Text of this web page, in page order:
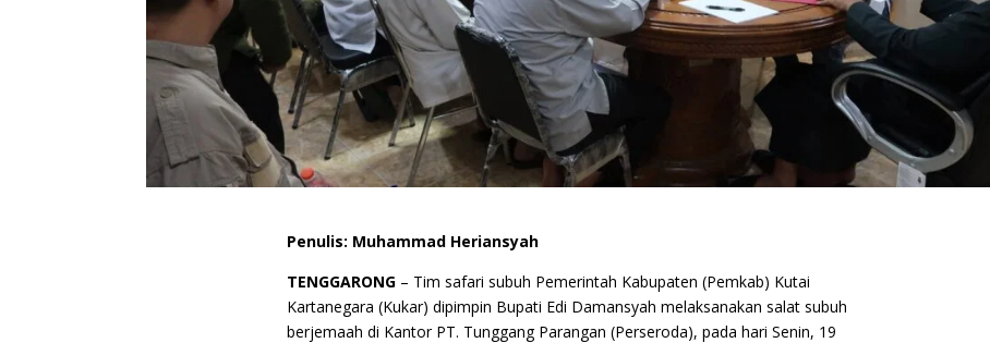
Penulis: Muhammad Heriansyah
TENGGARONG– Tim safari subuh Pemerintah Kabupaten (Pemkab) Kutai
Kartanegara (Kukar) dipimpin Bupati Edi Damansyah melaksanakan salat subuh
berjemaah di Kantor PT. Tunggang Parangan (Perseroda), pada hari Senin, 19